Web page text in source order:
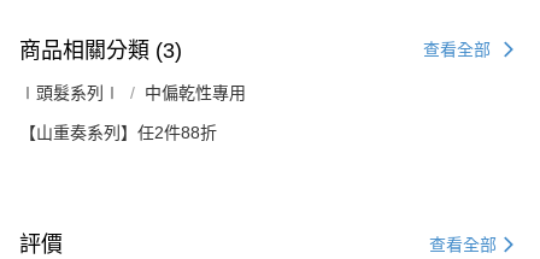
商品相關分類 (3) 查看全部
∣頭髮系列∣ 中偏乾性專用
【山重奏系列】任2件88折
評價 查看全部